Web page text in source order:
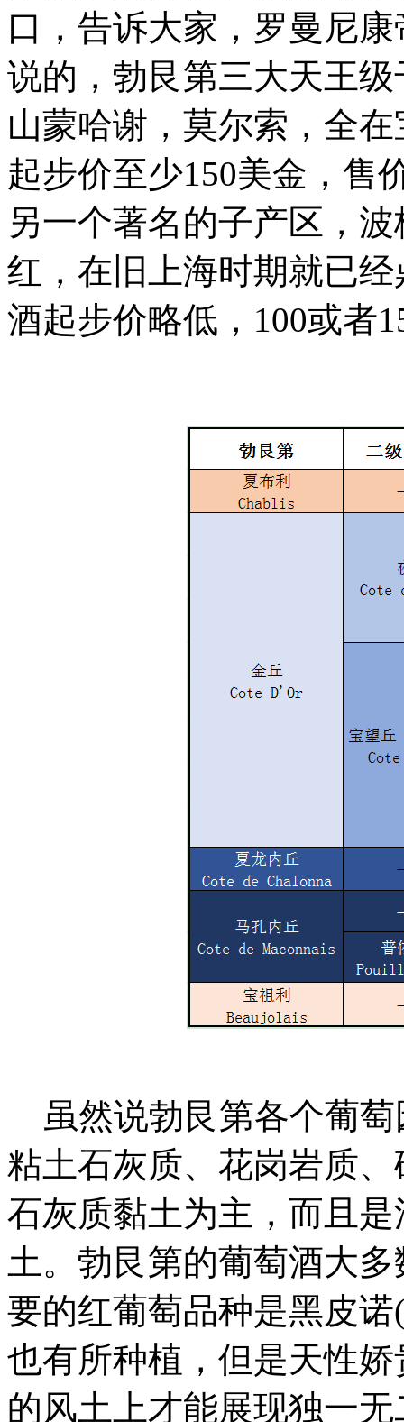
口，告诉大家，罗曼尼
说的，勃艮第三大天王
山蒙哈谢，莫尔索，全
起步价至少150美金，售
另一个著名的子产区，
红，在旧上海时期就已
酒起步价略低，100或者
虽然说勃艮第各个葡萄
粘土石灰质、花岗岩质
石灰质黏土为主，而且
土。勃艮第的葡萄酒大
要的红葡萄品种是黑皮
也有所种植，但是天性
的风土上才能展现独一